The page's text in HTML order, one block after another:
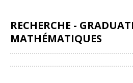
RECHERCHE -
MATHÉMATIQUES